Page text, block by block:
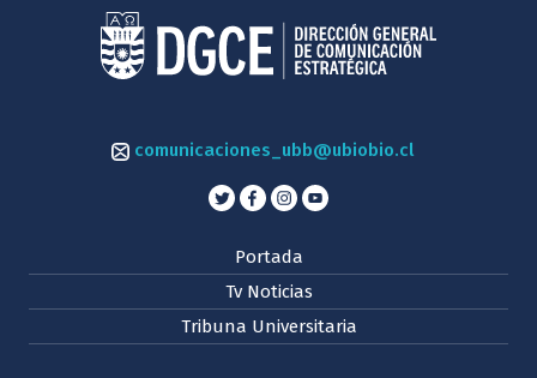
comunicaciones_ubb@ubiobio.cl
Portada
Tv Noticias
Tribuna Universitaria